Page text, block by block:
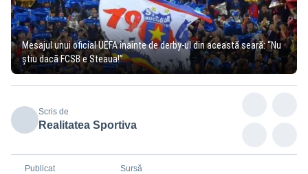
Mesajul unui oficial UEFA înainte de derby-ul din această seară: “Nu
știu dacă FCSB e Steaua!”
Scris de
Realitatea Sportiva
Publicat Sursă